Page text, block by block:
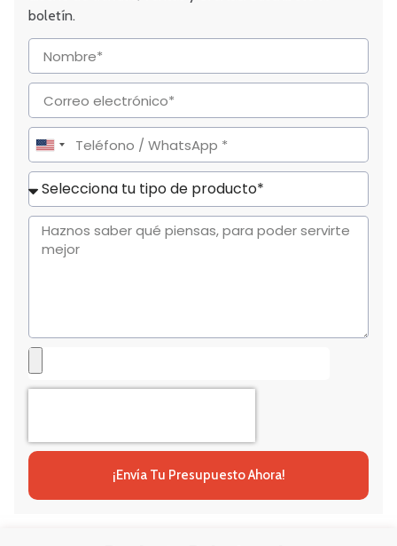
boletín.
United
States
+1
¡Envía Tu Presupuesto Ahora!